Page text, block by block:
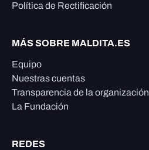
Política de Rectificación
MÁS SOBRE MALDITA.ES
Equipo
Nuestras cuentas
Transparencia de la organización
La Fundación
REDES